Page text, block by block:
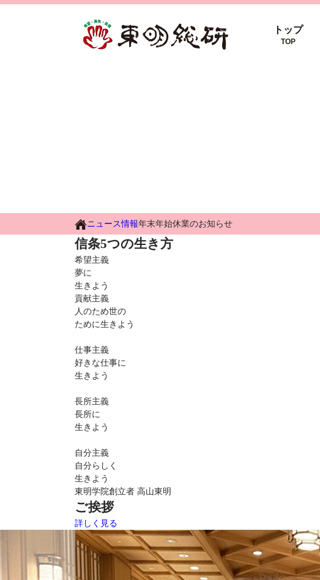
トップ
TOP
ニュース情報年末年始休業のお知らせ
信条5つの生き方
希望主義
夢に
生きよう
貢献主義
人のため世の
ために生きよう
仕事主義
好きな仕事に
生きよう
長所主義
長所に
生きよう
自分主義
自分らしく
生きよう
東明学院創立者 高山東明
ご挨拶
詳しく見る